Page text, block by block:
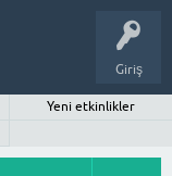
Giriş
Yeni etkinlikler